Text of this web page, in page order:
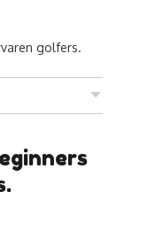
golfers.